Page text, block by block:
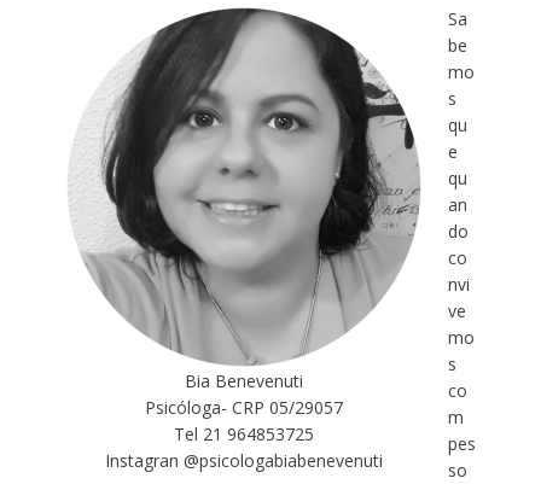
Bia Benevenuti
Psicóloga- CRP 05/29057
Tel 21 964853725
Instagran @psicologabiabenevenuti
Sa
be
mo
s
qu
e
qu
an
do
co
nvi
ve
mo
s
co
m
pes
so